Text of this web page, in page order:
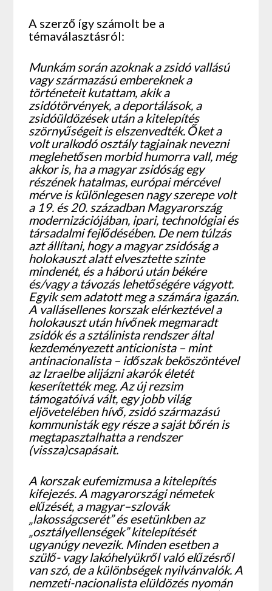
A szerző így számolt be a
témaválasztásról:
Munkám során azoknak a zsidó vallású
vagy származású embereknek a
történeteit kutattam, akik a
zsidótörvények, a deportálások, a
zsidóüldözések után a kitelepítés
szörnyűségeit is elszenvedték. Őket a
volt uralkodó osztály tagjainak nevezni
meglehetősen morbid humorra vall, még
akkor is, ha a magyar zsidóság egy
részének hatalmas, európai mércével
mérve is különlegesen nagy szerepe volt
a 19. és 20. században Magyarország
modernizációjában, ipari, technológiai és
társadalmi fejlődésében. De nem túlzás
azt állítani, hogy a magyar zsidóság a
holokauszt alatt elvesztette szinte
mindenét, és a háború után békére
és/vagy a távozás lehetőségére vágyott.
Egyik sem adatott meg a számára igazán.
A vallásellenes korszak elérkeztével a
holokauszt után hívőnek megmaradt
zsidók és a sztálinista rendszer által
kezdeményezett anticionista – mint
antinacionalista – időszak beköszöntével
az Izraelbe alijázni akarók életét
keserítették meg. Az új rezsim
támogatóivá vált, egy jobb világ
eljövetelében hívő, zsidó származású
kommunisták egy része a saját bőrén is
megtapasztalhatta a rendszer
(vissza)csapásait.
A korszak eufemizmusa a kitelepítés
kifejezés. A magyarországi németek
elűzését, a magyar–szlovák
„lakosságcserét” és esetünkben az
„osztályellenségek” kitelepítését
ugyanúgy nevezik. Minden esetben a
szülő- vagy lakóhelyükről való elűzésről
van szó, de a különbségek nyilvánvalók. A
nemzeti-nacionalista elüldözés nyomán